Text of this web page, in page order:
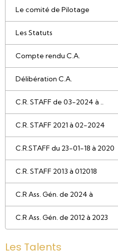
Le comité de Pilotage
Les Statuts
Compte rendu C.A.
Délibération C.A.
C.R. STAFF de 03-2024 à ..
C.R. STAFF 2021 à 02-2024
C.R.STAFF du 23-01-18 à 2020
C.R. STAFF 2013 à 012018
C.R Ass. Gén. de 2024 à
C.R Ass. Gén. de 2012 à 2023
Les Talents